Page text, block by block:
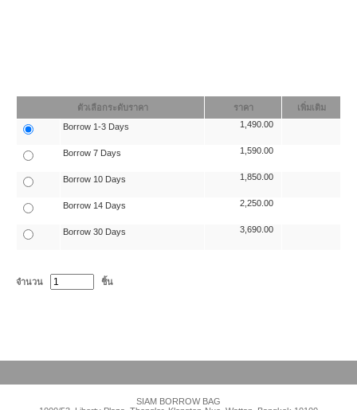
ตัวเลือกระดับราคา ราคา
เพิ่มเติม
Borrow 1-3 Days
1,490.00
Borrow 7 Days 1,590.00
Borrow 10 Days 1,850.00
Borrow 14 Days 2,250.00
Borrow 30 Days 3,690.00
จำนวน ชิ้น
SIAM BORROW BAG